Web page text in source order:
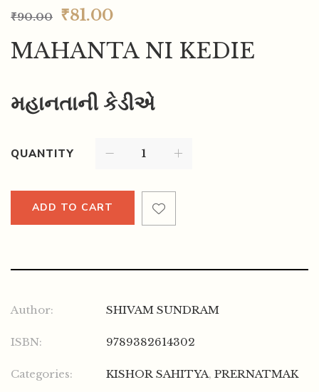
₹90.00 ₹81.00
MAHANTA NI KEDIE
મહાનતાની કેડીએ
QUANTITY
ADD TO CART
Author: SHIVAM SUNDRAM
ISBN: 9789382614302
Categories: KISHOR SAHITYA, PRERNATMAK